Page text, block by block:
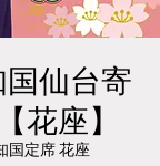
国仙台寄
花座】
国定席 花座